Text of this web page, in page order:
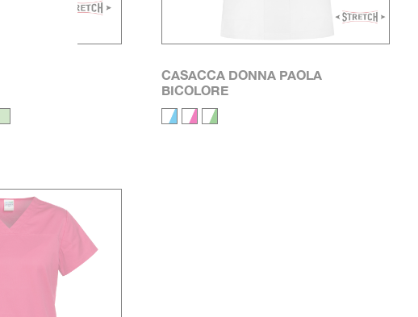
CASACCA DONNA PAOLA
BICOLORE